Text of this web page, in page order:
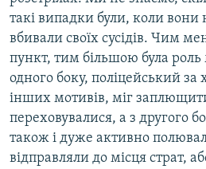
такі випадки були, коли вони
вбивали своїх сусідів. Чим
пункт, тим більшою була роль
одного боку, поліцейський за
інших мотивів, міг заплющити
переховувалися, а з другого
також і дуже активно
відправляли до місця страт,